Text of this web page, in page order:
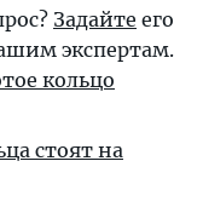
Задайте его
экспертам.
кольцо
стоят на